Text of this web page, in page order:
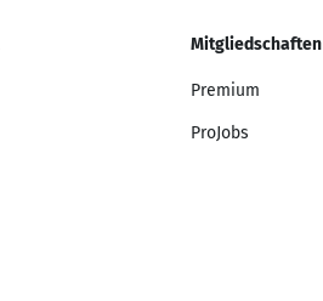
Mitgliedschaften
Premium
ProJobs